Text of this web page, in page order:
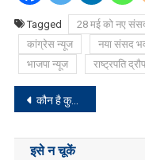
Tagged 28 मई को नए
कांग्रेस न्यूज
नया संसद
भाजपा न्यूज
राष्ट्रपति
Post
navigation
कौन है कुख्यात नक्सली दिनेश गोप और क्या है PLFI?
इसे न चूकें